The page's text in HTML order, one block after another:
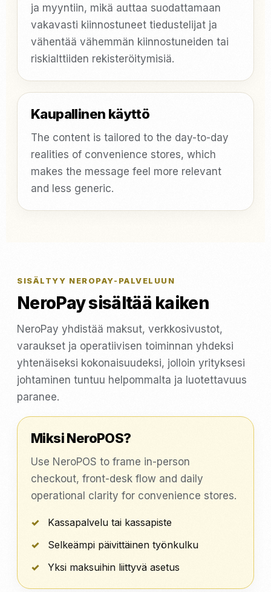
ja myyntiin, mikä auttaa suodattamaan
vakavasti kiinnostuneet tiedustelijat ja
vähentää vähemmän kiinnostuneiden tai
riskialttiiden rekisteröitymisiä.
Kaupallinen käyttö
The content is tailored to the day-to-day
realities of convenience stores, which
makes the message feel more relevant
and less generic.
SISÄLTYY NEROPAY-PALVELUUN
NeroPay sisältää kaiken
NeroPay yhdistää maksut, verkkosivustot,
varaukset ja operatiivisen toiminnan yhdeksi
yhtenäiseksi kokonaisuudeksi, jolloin yrityksesi
johtaminen tuntuu helpommalta ja luotettavuus
paranee.
Miksi NeroPOS?
Use NeroPOS to frame in-person
checkout, front-desk flow and daily
operational clarity for convenience stores.
Kassapalvelu tai kassapiste
Selkeämpi päivittäinen työnkulku
Yksi maksuihin liittyvä asetus